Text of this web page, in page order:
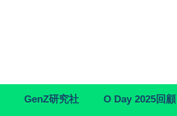
GenZ研究社 O Day 2025回顧